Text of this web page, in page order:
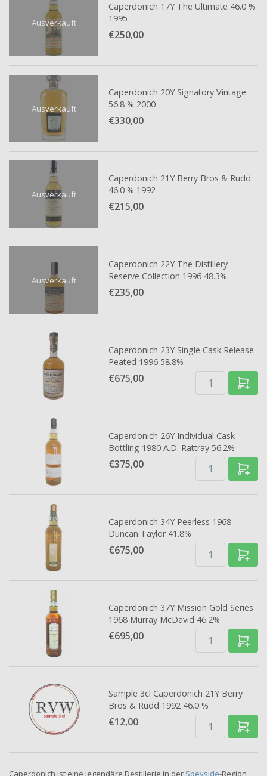
Ausverkauft
Caperdonich 17Y The Ultimate 46.0 %
1995
€250,00
Ausverkauft
Caperdonich 20Y Signatory Vintage
56.8 % 2000
€330,00
Ausverkauft
Caperdonich 21Y Berry Bros & Rudd
46.0 % 1992
€215,00
Ausverkauft
Caperdonich 22Y The Distillery
Reserve Collection 1996 48.3%
€235,00
Caperdonich 23Y Single Cask Release
Peated 1996 58.8%
€675,00
Caperdonich 26Y Individual Cask
Bottling 1980 A.D. Rattray 56.2%
€375,00
Caperdonich 34Y Peerless 1968
Duncan Taylor 41.8%
€675,00
Caperdonich 37Y Mission Gold Series
1968 Murray McDavid 46.2%
€695,00
Sample 3cl Caperdonich 21Y Berry
Bros & Rudd 1992 46.0 %
€12,00
Caperdonich ist eine legendäre Destillerie in der Speyside-Region